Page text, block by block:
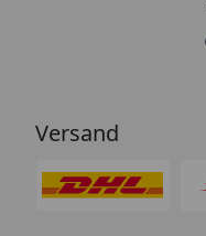
Versand